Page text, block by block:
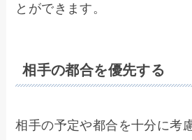
とができます。
相手の都合を優先する
相手の予定や都合を十分に考